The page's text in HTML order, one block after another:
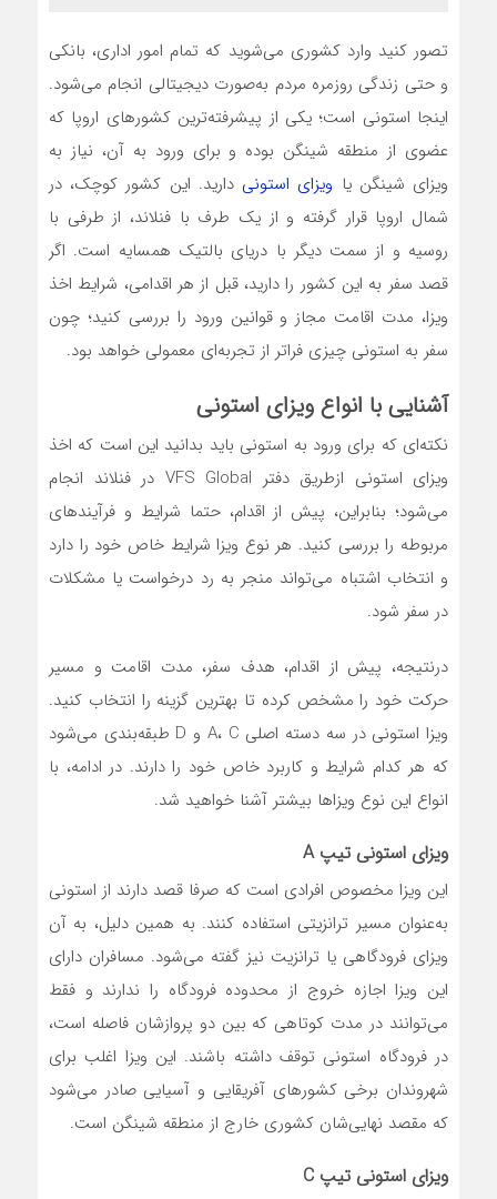
تصور کنید وارد کشوری می‌شوید که تمام امور اداری، بانکی
و حتی زندگی روزمره مردم به‌صورت دیجیتالی انجام می‌شود.
اینجا استونی است؛ یکی از پیشرفته‌ترین کشورهای اروپا که
عضوی از منطقه شینگن بوده و برای ورود به آن، نیاز به
ویزای شینگن یا ویزای استونی دارید. این کشور کوچک، در
شمال اروپا قرار گرفته و از یک طرف با فنلاند، از طرفی با
روسیه و از سمت دیگر با دریای بالتیک همسایه است. اگر
قصد سفر به این کشور را دارید، قبل از هر اقدامی، شرایط اخذ
ویزا، مدت اقامت مجاز و قوانین ورود را بررسی کنید؛ چون
سفر به استونی چیزی فراتر از تجربه‌ای معمولی خواهد بود.
آشنایی با انواع ویزای استونی
نکته‌ای که برای ورود به استونی باید بدانید این است که اخذ
ویزای استونی ازطریق دفتر VFS Global در فنلاند انجام
می‌شود؛ بنابراین، پیش از اقدام، حتما شرایط و فرآیندهای
مربوطه را بررسی کنید. هر نوع ویزا شرایط خاص خود را دارد
و انتخاب اشتباه می‌تواند منجر به رد درخواست یا مشکلات
در سفر شود.
درنتیجه، پیش از اقدام، هدف سفر، مدت اقامت و مسیر
حرکت خود را مشخص کرده تا بهترین گزینه را انتخاب کنید.
ویزا استونی در سه دسته اصلی A، C و D طبقه‌بندی می‌شود
که هر کدام شرایط و کاربرد خاص خود را دارند. در ادامه، با
انواع این نوع ویزاها بیشتر آشنا خواهید شد.
ویزای استونی تیپ A
این ویزا مخصوص افرادی است که صرفا قصد دارند از استونی
به‌عنوان مسیر ترانزیتی استفاده کنند. به همین دلیل، به آن
ویزای فرودگاهی یا ترانزیت نیز گفته می‌شود. مسافران دارای
این ویزا اجازه خروج از محدوده فرودگاه را ندارند و فقط
می‌توانند در مدت کوتاهی که بین دو پروازشان فاصله است،
در فرودگاه استونی توقف داشته باشند. این ویزا اغلب برای
شهروندان برخی کشورهای آفریقایی و آسیایی صادر می‌شود
که مقصد نهایی‌شان کشوری خارج از منطقه شینگن است.
ویزای استونی تیپ C